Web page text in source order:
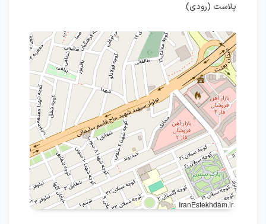
پلاست (رودی)
IranEstekhdam.ir